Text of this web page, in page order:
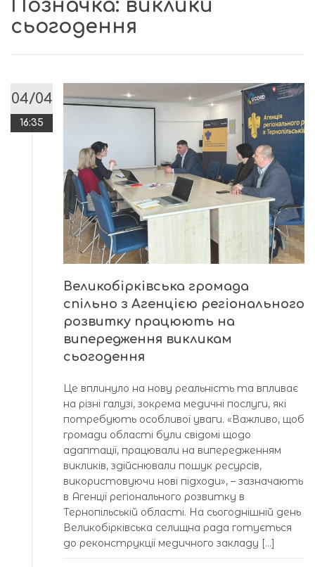
Позначка: виклики
сьогодення
04/04
16:35
Великобірківська громада
спільно з Агенцією регіонального
розвитку працюють на
випередження викликам
сьогодення
Це вплинуло на нову реальність та впливає
на різні галузі, зокрема медичні послуги, які
потребують особливої уваги. «Важливо, щоб
громади області були свідомі щодо
адаптації, працювали на випередженням
викликів, здійснювали пошук ресурсів,
використовуючи нові підходи», – зазначають
в Агенції регіонального розвитку в
Тернопільській області. На сьогоднішній день
Великобірківська селищна рада готується
до реконструкції медичного закладу […]